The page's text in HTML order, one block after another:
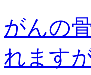
がんの
れます